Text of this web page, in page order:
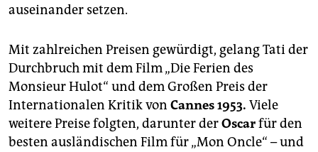
auseinander setzen.
Mit zahlreichen Preisen gewürdigt, gelang Tati der
Durchbruch mit dem Film „Die Ferien des
Monsieur Hulot“ und dem Großen Preis der
Internationalen Kritik von Cannes 1953. Viele
weitere Preise folgten, darunter derOscarfür den
besten ausländischen Film für „Mon Oncle“ – und